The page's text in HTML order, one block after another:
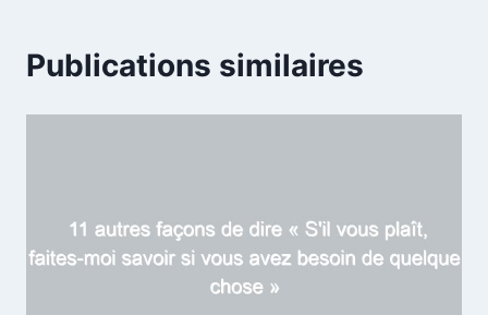
Publications similaires